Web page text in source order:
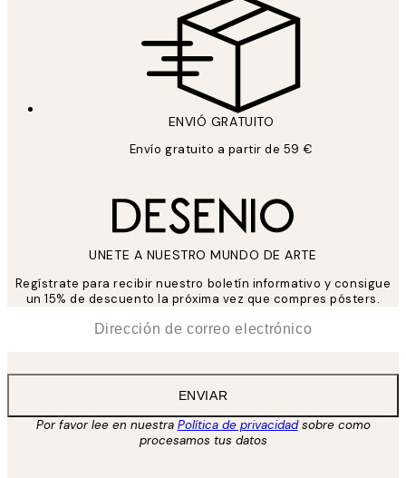
ENVIÓ GRATUITO
Envío gratuito a partir de 59 €
UNETE A NUESTRO MUNDO DE ARTE
Regístrate para recibir nuestro boletín informativo y consigue
un 15% de descuento la próxima vez que compres pósters.
ENVIAR
Por favor lee en nuestra Política de privacidadsobre como
procesamos tus datos